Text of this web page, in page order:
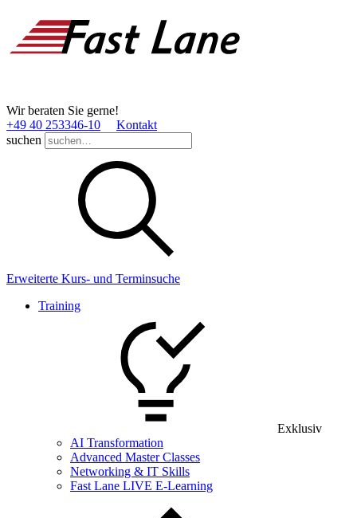
Wir beraten Sie gerne!
+49 40 253346­-10
Kontakt
suchen
Erweiterte Kurs- und Terminsuche
Training
Exklusiv
AI Transformation
Advanced Master Classes
Networking & IT Skills
Fast Lane LIVE E-Learning